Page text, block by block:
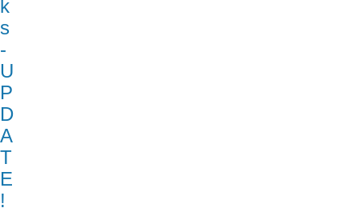
k
s
-
U
P
D
A
T
E
!